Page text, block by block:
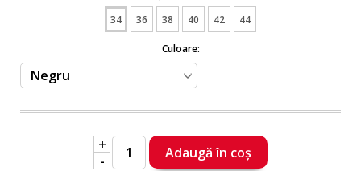
34
36 38 40 42 44
Culoare:
+
-